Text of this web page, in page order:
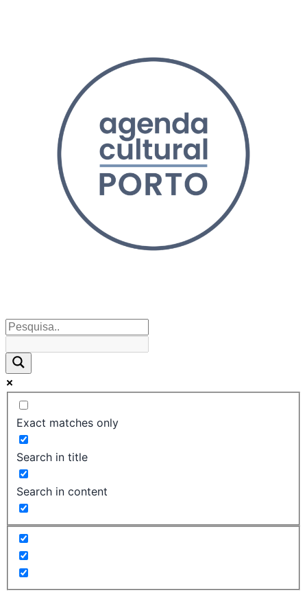
Exact matches only
Search in title
Search in content